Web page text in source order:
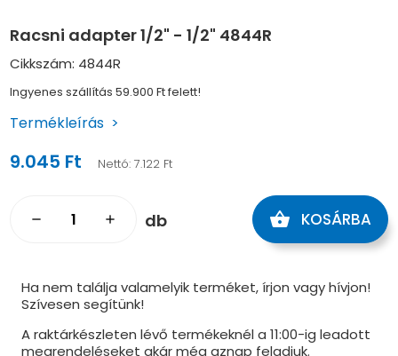
Racsni adapter 1/2" - 1/2" 4844R
Cikkszám: 4844R
Ingyenes szállítás 59.900 Ft felett!
Termékleírás
9.045 Ft Nettó: 7.122 Ft
remove add db shopping_basket KOSÁRBA
Ha nem találja valamelyik terméket, írjon vagy hívjon!
Szívesen segítünk!
A raktárkészleten lévő termékeknél a 11:00-ig leadott
megrendeléseket akár még aznap feladjuk.